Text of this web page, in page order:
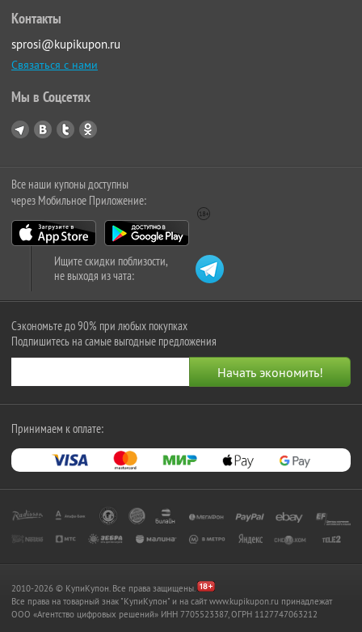
Контакты
sprosi@kupikupon.ru
Связаться с нами
Мы в Соцсетях
Все наши купоны доступны
через Мобильное Приложение:
Ищите скидки поблизости,
не выходя из чата:
Сэкономьте до 90% при любых покупках
Подпишитесь на самые выгодные предложения
Принимаем к оплате:
2010-2026 © КупиКупон. Все права защищены.
Все права на товарный знак "КупиКупон" и на сайт www.kupikupon.ru принадлежат
OOO «Агентство цифровых решений» ИНН 7705523387, ОГРН 1127747063212